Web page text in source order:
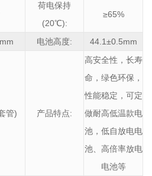
荷电保持
(20℃):
≥65%
电池高度: 44.1±0.5mm
管) 产品特点:
高安全性，长寿
命，绿色环保，
性能稳定，可定
做耐高低温款电
池，低自放电电
池、高倍率放电
电池等